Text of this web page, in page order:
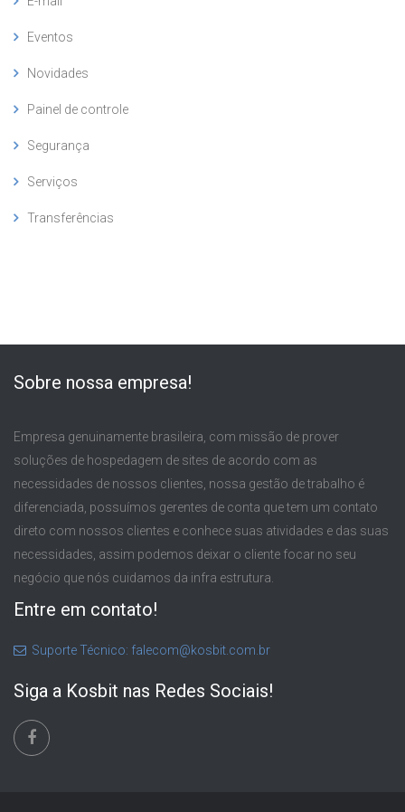
Eventos
Novidades
Painel de controle
Segurança
Serviços
Transferências
Sobre nossa empresa!
Empresa genuinamente brasileira, com missão de prover
soluções de hospedagem de sites de acordo com as
necessidades de nossos clientes, nossa gestão de trabalho é
diferenciada, possuímos gerentes de conta que tem um contato
direto com nossos clientes e conhece suas atividades e das suas
necessidades, assim podemos deixar o cliente focar no seu
negócio que nós cuidamos da infra estrutura.
Entre em contato!
Suporte Técnico: falecom@kosbit.com.br
Siga a Kosbit nas Redes Sociais!